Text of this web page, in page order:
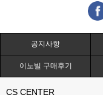
공지사항
이노빌 구매후기
CS CENTER